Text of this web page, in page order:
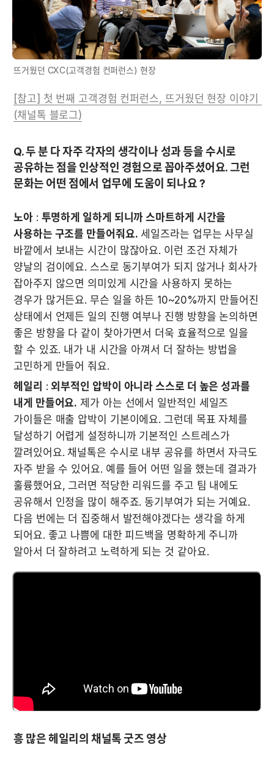
뜨거웠던 CXC(고객경험 컨퍼런스) 현장
[참고] 첫 번째 고객경험 컨퍼런스, 뜨거웠던 현장 이야기
(채널톡 블로그)
Q. 두 분 다 자주 각자의 생각이나 성과 등을 수시로
공유하는 점을 인상적인 경험으로 꼽아주셨어요. 그런
문화는 어떤 점에서 업무에 도움이 되나요 ?
노아 : 투명하게 일하게 되니까 스마트하게 시간을
사용하는 구조를 만들어줘요. 세일즈라는 업무는 사무실
바깥에서 보내는 시간이 많잖아요. 이런 조건 자체가
양날의 검이에요. 스스로 동기부여가 되지 않거나 회사가
잡아주지 않으면 의미있게 시간을 사용하지 못하는
경우가 많거든요. 무슨 일을 하든 10~20%까지 만들어진
상태에서 언제든 일의 진행 여부나 진행 방향을 논의하면
좋은 방향을 다 같이 찾아가면서 더욱 효율적으로 일을
할 수 있죠. 내가 내 시간을 아껴서 더 잘하는 방법을
고민하게 만들어 줘요.
헤일리 : 외부적인 압박이 아니라 스스로 더 높은 성과를
내게 만들어요. 제가 아는 선에서 일반적인 세일즈
가이들은 매출 압박이 기본이에요. 그런데 목표 자체를
달성하기 어렵게 설정하니까 기본적인 스트레스가
깔려있어요. 채널톡은 수시로 내부 공유를 하면서 자극도
자주 받을 수 있어요. 예를 들어 어떤 일을 했는데 결과가
훌륭했어요, 그러면 적당한 리워드를 주고 팀 내에도
공유해서 인정을 많이 해주죠. 동기부여가 되는 거예요.
다음 번에는 더 집중해서 발전해야겠다는 생각을 하게
되어요. 좋고 나쁨에 대한 피드백을 명확하게 주니까
알아서 더 잘하려고 노력하게 되는 것 같아요.
흥 많은 헤일리의 채널톡 굿즈 영상